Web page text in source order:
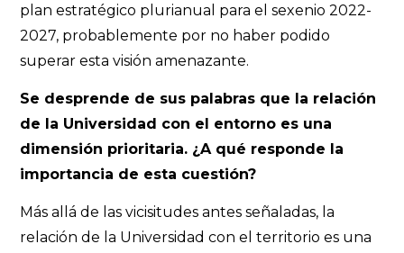
plan estratégico plurianual para el sexenio 2022-
2027, probablemente por no haber podido
superar esta visión amenazante.
Se desprende de sus palabras que la relación
de la Universidad con el entorno es una
dimensión prioritaria. ¿A qué responde la
importancia de esta cuestión?
Más allá de las vicisitudes antes señaladas, la
relación de la Universidad con el territorio es una